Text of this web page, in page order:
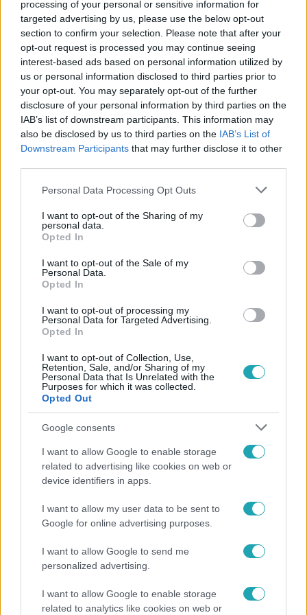
processing of your personal or sensitive information for
targeted advertising by us, please use the below opt-out
section to confirm your selection. Please note that after your
opt-out request is processed you may continue seeing
interest-based ads based on personal information utilized by
us or personal information disclosed to third parties prior to
your opt-out. You may separately opt-out of the further
disclosure of your personal information by third parties on the
IAB’s list of downstream participants. This information may
also be disclosed by us to third parties on the IAB’s List of
Downstream Participants that may further disclose it to other
Please note that this website/app uses one or more Google
not limited to your visit or usage behaviour. You may click to
grant or deny consent to Google and its third-party tags to
use your data for below specified purposes in below Google
consent section.
Personal Data Processing Opt Outs
I want to opt-out of the Sharing of my
personal data.
Opted In
I want to opt-out of the Sale of my
Personal Data.
Opted In
I want to opt-out of processing my
Personal Data for Targeted Advertising.
Opted In
I want to opt-out of Collection, Use,
Retention, Sale, and/or Sharing of my
Personal Data that Is Unrelated with the
Purposes for which it was collected.
Opted Out
Google consents
I want to allow Google to enable storage
related to advertising like cookies on web or
device identifiers in apps.
I want to allow my user data to be sent to
Google for online advertising purposes.
I want to allow Google to send me
personalized advertising.
I want to allow Google to enable storage
related to analytics like cookies on web or
arról, hogy Taksony távozó polgármestere a helyi lapban
azt írta: a választópolgárok a fürdővízzel együtt mindent
kiöntöttek.
köszönhetik a taksonyiak, ha nem ad pénzt Lázár
az útfelújítására
János az 510-es Fő út felújítására, mert nem rá szavaztak
a taksonyiak.
Erőszakoskodott vele, és meztelenül fotózta
Ismerősei 8 éves kisfiát zaklatta szexuálisan, ezzel
gyanúsítanak egy taksonyi férfit. Az anya tett feljelentést,
miután gyereke, aki a család barátjánál aludt, másnap
feldúltan érkezett haza. Kiderült, a férfi erőszakoskodott